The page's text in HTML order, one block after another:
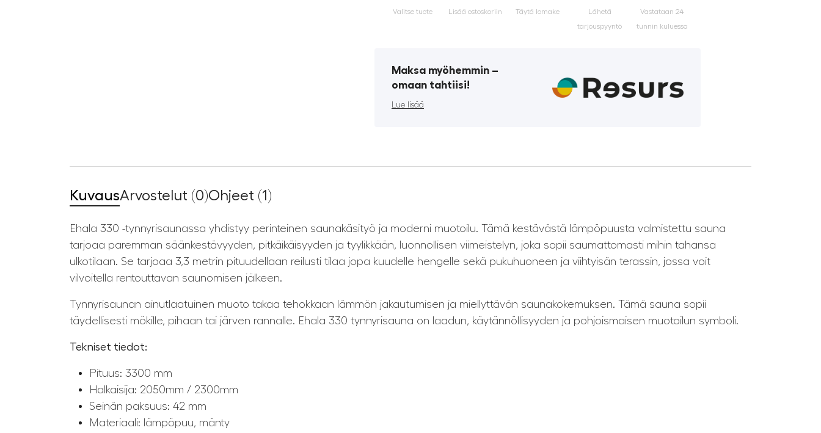
Valitse tuote Lisää ostoskoriin Täytä lomake
Lähetä
tarjouspyyntö
Vastataan 24
tunnin kuluessa
Maksa myöhemmin ­–
omaan tahtiisi!
Lue lisää
KuvausArvostelut (0)Ohjeet (1)
Ehala 330 -tynnyrisaunassa yhdistyy perinteinen saunakäsityö ja moderni muotoilu. Tämä kestävästä lämpöpuusta valmistettu sauna
tarjoaa paremman säänkestävyyden, pitkäikäisyyden ja tyylikkään, luonnollisen viimeistelyn, joka sopii saumattomasti mihin tahansa
ulkotilaan. Se tarjoaa 3,3 metrin pituudellaan reilusti tilaa jopa kuudelle hengelle sekä pukuhuoneen ja viihtyisän terassin, jossa voit
vilvoitella rentouttavan saunomisen jälkeen.
Tynnyrisaunan ainutlaatuinen muoto takaa tehokkaan lämmön jakautumisen ja miellyttävän saunakokemuksen. Tämä sauna sopii
täydellisesti mökille, pihaan tai järven rannalle. Ehala 330 tynnyrisauna on laadun, käytännöllisyyden ja pohjoismaisen muotoilun symboli.
Tekniset tiedot:
Pituus: 3300 mm
Halkaisija: 2050mm / 2300mm
Seinän paksuus: 42 mm
Materiaali: lämpöpuu, mänty